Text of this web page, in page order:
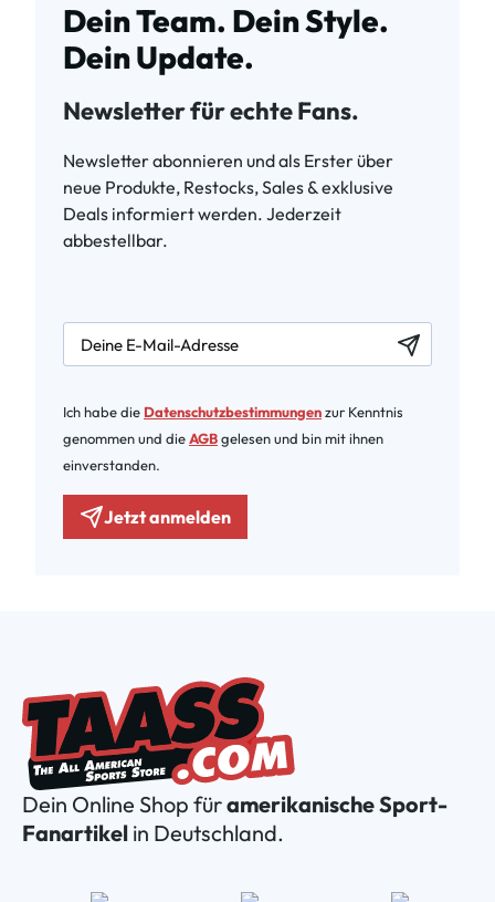
Dein Team. Dein Style.
Dein Update.
Newsletter für echte Fans.
Newsletter abonnieren und als Erster über
neue Produkte, Restocks, Sales & exklusive
Deals informiert werden. Jederzeit
abbestellbar.
newsletter.labelEmail
Ich habe die Datenschutzbestimmungenzur Kenntnis
genommen und dieAGBgelesen und bin mit ihnen
einverstanden.
Jetzt anmelden
Dein Online Shop füramerikanische Sport-
Fanartikel in Deutschland.